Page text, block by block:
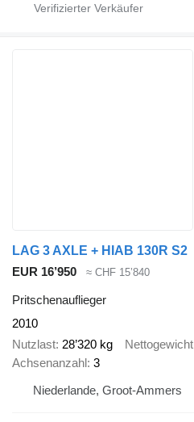
LAG 3 AXLE + HIAB 130R S2
EUR 16’950
≈ CHF 15’840
Pritschenauflieger
2010
Nutzlast 28’320 kg Nettogewicht
Achsenanzahl 3
Niederlande, Groot-Ammers